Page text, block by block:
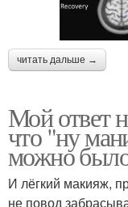
читать дальше →
Мой ответ
что "ну
можно
И лёгкий макияж,
не повод